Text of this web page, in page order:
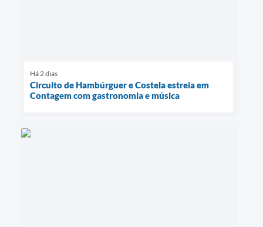
Há 2 dias
Circuito de Hambúrguer e Costela estreia em
Contagem com gastronomia e música